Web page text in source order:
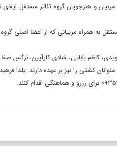
و هنرجویان گروه تئاتر مستقل
به همراه مربیانی که از اعضا اصلی
کاظم بابایی، شادی کارآیین،
کشتی را نیز بر عهده دارند. یلدا